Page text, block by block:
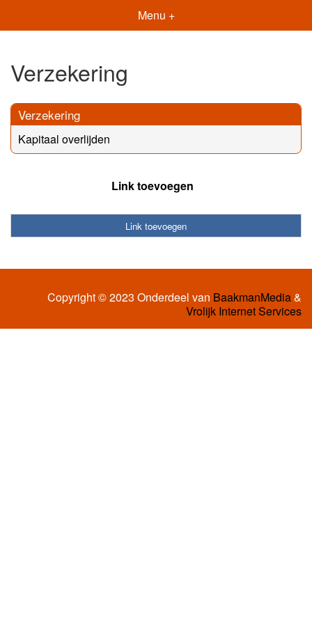
Menu +
Verzekering
Verzekering
Kapitaal overlijden
Link toevoegen
Link toevoegen
Copyright © 2023 Onderdeel van BaakmanMedia&
Vrolijk Internet Services